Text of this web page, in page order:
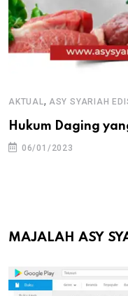
AKTUAL , ASY SYARIAH
Hukum Daging
06/01/2023
MAJALAH ASY